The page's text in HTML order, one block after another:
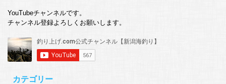
YouTubeチャンネルです。
チャンネル登録よろしくお願いします。
カテゴリー